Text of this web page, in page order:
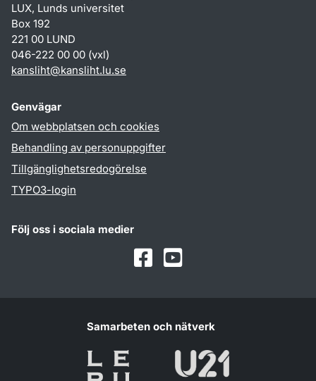
LUX, Lunds universitet
Box 192
221 00 LUND
046-222 00 00 (vxl)
kansliht@kansliht.lu.se
Genvägar
Om webbplatsen och cookies
Behandling av personuppgifter
Tillgänglighetsredogörelse
TYPO3-login
Följ oss i sociala medier
Facebook
Youtube
Samarbeten och nätverk